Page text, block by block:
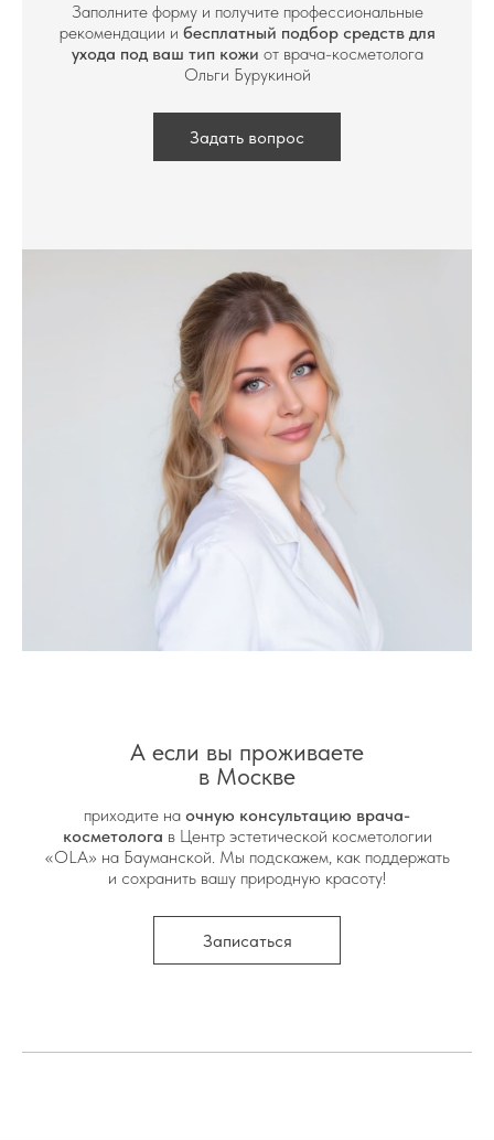
приходите на очную консультацию врача-
косметолога в Центр эстетической косметологии
«OLA» на Бауманской. Мы подскажем, как поддержать
и сохранить вашу природную красоту!
А если вы проживаете
в Москве
Записаться
Задать вопрос
Заполните форму и получите профессиональные
рекомендации и бесплатный подбор средств для
ухода под ваш тип кожи от врача-косметолога
Ольги Бурукиной